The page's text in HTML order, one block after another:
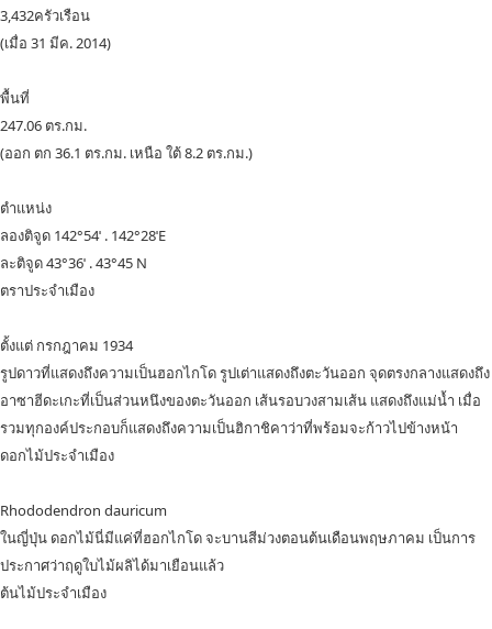
3,432ครัวเรือน
(เมื่อ 31 มีค. 2014)
พื้นที่
247.06 ตร.กม.
(ออก ตก 36.1 ตร.กม. เหนือ ใต้ 8.2 ตร.กม.)
ตำแหน่ง
ลองติจูด 142°54ˈ . 142°28ˈE
ละติจูด 43°36ˈ . 43°45 N
ตราประจำเมือง
ตั้งแต่ กรกฎาคม 1934
รูปดาวที่แสดงถึงความเป็นฮอกไกโด รูปเต่าแสดงถึงตะวันออก จุดตรงกลางแสดงถึง
อาซาฮีดะเกะที่เป็นส่วนหนึงของตะวันออก เส้นรอบวงสามเส้น แสดงถึงแม่น้ำ เมื่อ
รวมทุกองค์ประกอบก็แสดงถึงความเป็นฮิกาชิคาว่าที่พร้อมจะก้าวไปข้างหน้า
ดอกไม้ประจำเมือง
Rhododendron dauricum
ในญี่ปุ่น ดอกไม้นี่มีแค่ที่ฮอกไกโด จะบานสีม่วงตอนต้นเดือนพฤษภาคม เป็นการ
ประกาศว่าฤดูใบไม้ผลิได้มาเยือนแล้ว
ต้นไม้ประจำเมือง